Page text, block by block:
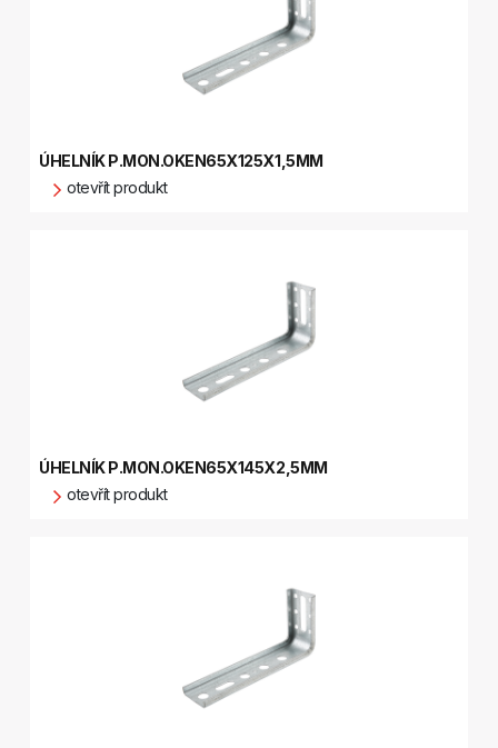
ÚHELNÍK P.MON.OKEN65X125X1,5MM
otevřít produkt
ÚHELNÍK P.MON.OKEN65X145X2,5MM
otevřít produkt